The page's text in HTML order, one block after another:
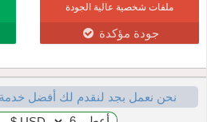
ملفات شخصية عالية الجودة
جودة مؤكدة
نحن نعمل بجد لنقدم لك أفضل